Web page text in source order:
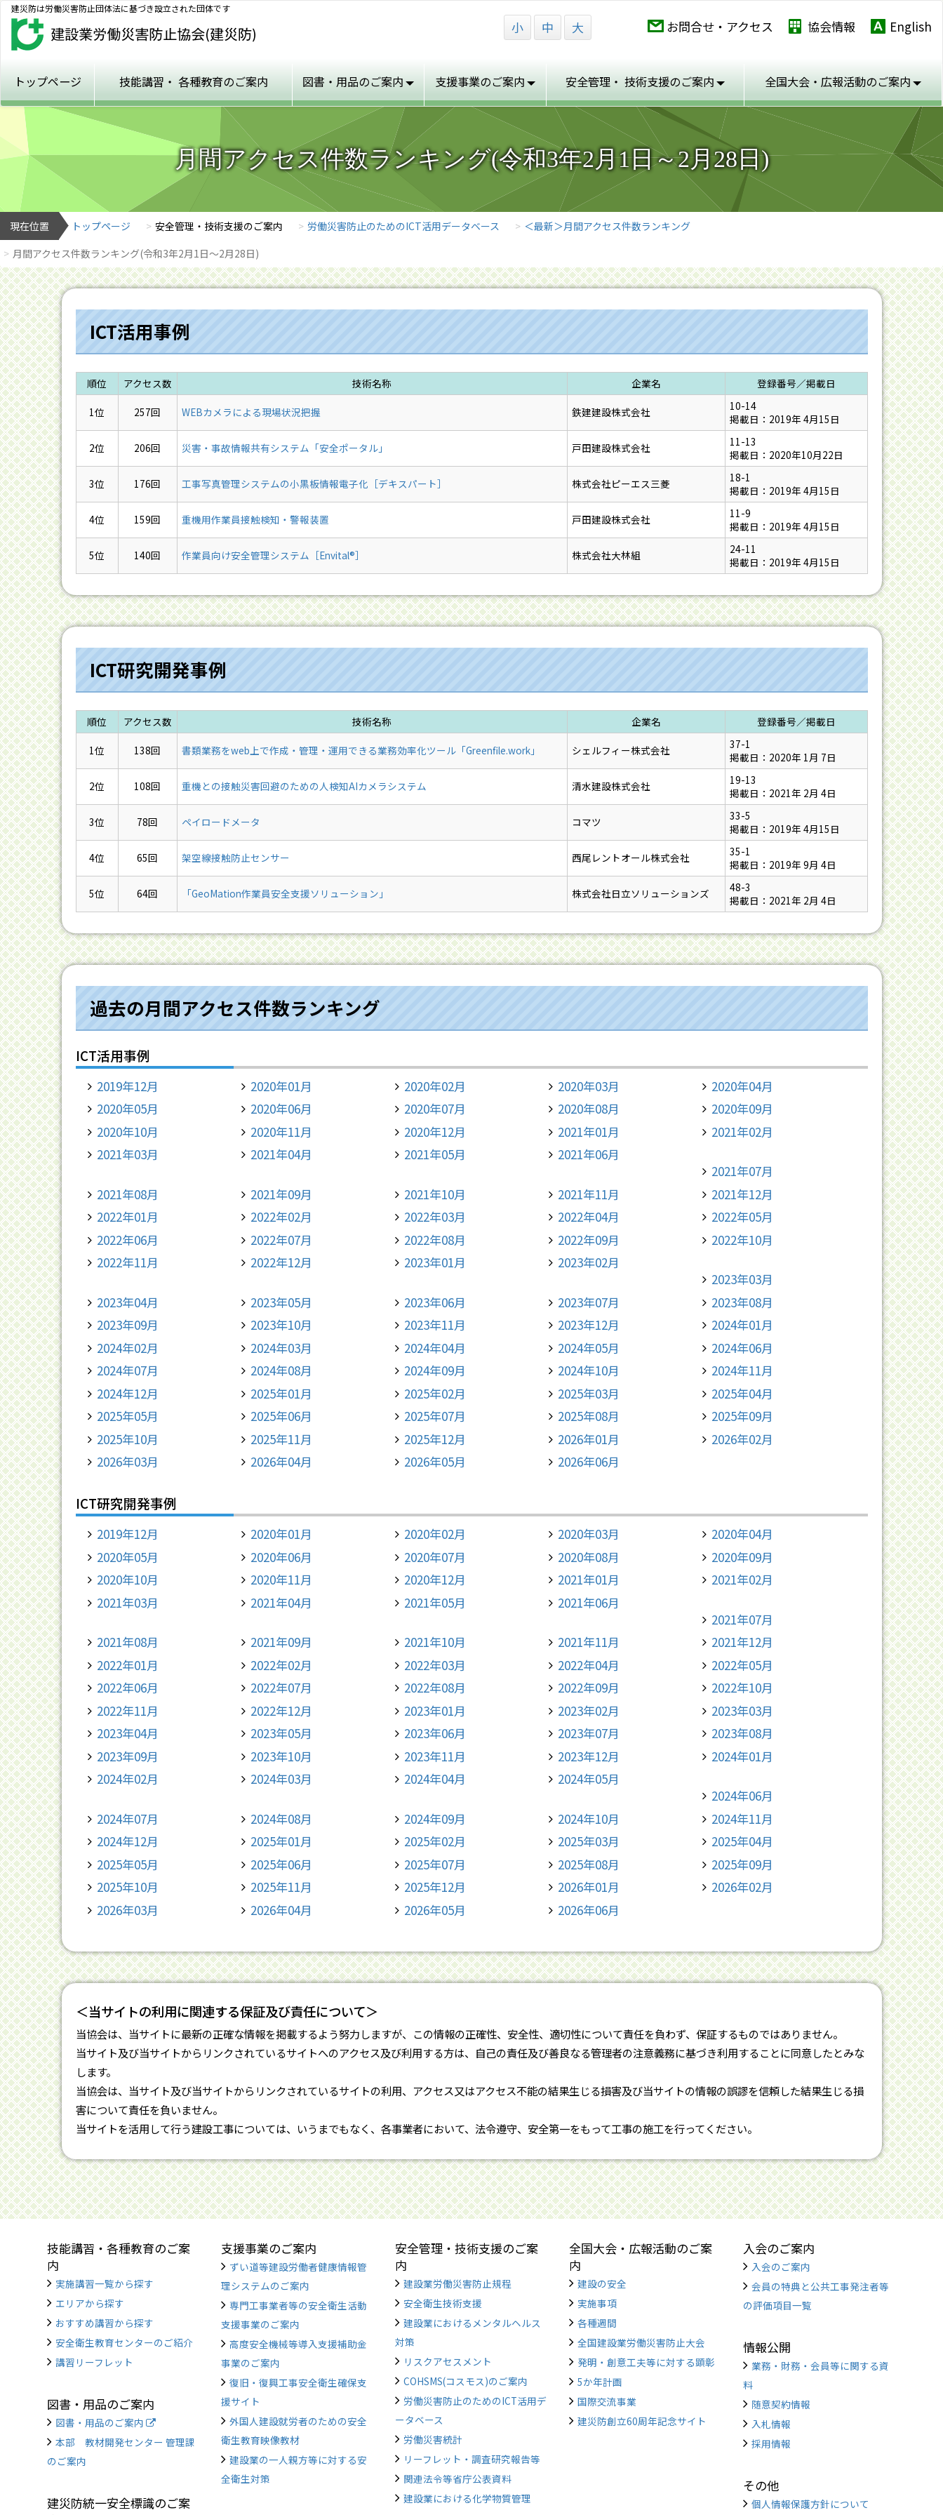
建災防は労働災害防止団体法に基づき設立された団体です
小 中 大 お問合せ・アクセス 協会情報 English
トップページ 技能講習・ 各種教育のご案内 図書・用品のご案内 支援事業のご案内 安全管理・ 技術支援のご案内 全国大会・広報活動のご案内
月間アクセス件数ランキング(令和3年2月1日～2月28日)
現在位置 トップページ 安全管理・技術支援のご案内 労働災害防止のためのICT活用データベース
＜最新＞月間アクセス件数ランキング
月間アクセス件数ランキング(令和3年2月1日～2月28日)
ICT活用事例
順位 アクセス数 技術名称 企業名 登録番号／掲載日
1位 257回 WEBカメラによる現場状況把握 鉄建建設株式会社
10-14
掲載日：2019年 4月15日
2位 206回 災害・事故情報共有システム「安全ポータル」 戸田建設株式会社
11-13
掲載日：2020年10月22日
3位 176回 工事写真管理システムの小黒板情報電子化［デキスパート］ 株式会社ピーエス三菱
18-1
掲載日：2019年 4月15日
4位 159回 重機用作業員接触検知・警報装置 戸田建設株式会社
11-9
掲載日：2019年 4月15日
5位 140回 作業員向け安全管理システム［Envital®］ 株式会社大林組
24-11
掲載日：2019年 4月15日
ICT研究開発事例
順位 アクセス数 技術名称 企業名 登録番号／掲載日
1位 138回 書類業務をweb上で作成・管理・運用できる業務効率化ツール「Greenfile.work」 シェルフィー株式会社
37-1
掲載日：2020年 1月 7日
2位 108回 重機との接触災害回避のための人検知AIカメラシステム 清水建設株式会社
19-13
掲載日：2021年 2月 4日
3位 78回 ペイロードメータ コマツ
33-5
掲載日：2019年 4月15日
4位 65回 架空線接触防止センサー 西尾レントオール株式会社
35-1
掲載日：2019年 9月 4日
5位 64回 「GeoMation作業員安全支援ソリューション」 株式会社日立ソリューションズ
48-3
掲載日：2021年 2月 4日
過去の月間アクセス件数ランキング
ICT活用事例
2019年12月 2020年01月 2020年02月 2020年03月
2020年04月
2020年05月
2020年06月 2020年07月 2020年08月
2020年09月
2020年10月
2020年11月 2020年12月 2021年01月
2021年02月
2021年03月
2021年04月 2021年05月
2021年06月
2021年07月
2021年08月
2021年09月 2021年10月 2021年11月
2021年12月
2022年01月
2022年02月 2022年03月 2022年04月
2022年05月
2022年06月
2022年07月 2022年08月 2022年09月
2022年10月
2022年11月
2022年12月 2023年01月
2023年02月
2023年03月
2023年04月
2023年05月 2023年06月 2023年07月
2023年08月
2023年09月
2023年10月 2023年11月 2023年12月
2024年01月
2024年02月
2024年03月 2024年04月 2024年05月
2024年06月
2024年07月
2024年08月 2024年09月 2024年10月
2024年11月
2024年12月
2025年01月 2025年02月 2025年03月
2025年04月
2025年05月
2025年06月 2025年07月 2025年08月
2025年09月
2025年10月
2025年11月 2025年12月 2026年01月
2026年02月
2026年03月
2026年04月 2026年05月 2026年06月
ICT研究開発事例
2019年12月 2020年01月 2020年02月 2020年03月
2020年04月
2020年05月
2020年06月 2020年07月 2020年08月
2020年09月
2020年10月
2020年11月 2020年12月 2021年01月
2021年02月
2021年03月
2021年04月 2021年05月
2021年06月
2021年07月
2021年08月
2021年09月 2021年10月 2021年11月
2021年12月
2022年01月
2022年02月 2022年03月 2022年04月
2022年05月
2022年06月
2022年07月 2022年08月 2022年09月
2022年10月
2022年11月
2022年12月 2023年01月 2023年02月
2023年03月
2023年04月
2023年05月 2023年06月 2023年07月
2023年08月
2023年09月
2023年10月 2023年11月 2023年12月
2024年01月
2024年02月
2024年03月 2024年04月
2024年05月
2024年06月
2024年07月
2024年08月 2024年09月 2024年10月
2024年11月
2024年12月
2025年01月 2025年02月 2025年03月
2025年04月
2025年05月
2025年06月 2025年07月 2025年08月
2025年09月
2025年10月
2025年11月 2025年12月 2026年01月
2026年02月
2026年03月
2026年04月 2026年05月 2026年06月
＜当サイトの利用に関連する保証及び責任について＞
当協会は、当サイトに最新の正確な情報を掲載するよう努力しますが、この情報の正確性、安全性、適切性について責任を負わず、保証するものではありません。
当サイト及び当サイトからリンクされているサイトへのアクセス及び利用する方は、自己の責任及び善良なる管理者の注意義務に基づき利用することに同意したとみな
します。
当協会は、当サイト及び当サイトからリンクされているサイトの利用、アクセス又はアクセス不能の結果生じる損害及び当サイトの情報の誤謬を信頼した結果生じる損
害について責任を負いません。
当サイトを活用して行う建設工事については、いうまでもなく、各事業者において、法令遵守、安全第一をもって工事の施工を行ってください。
技能講習・各種教育のご案
内
実施講習一覧から探す
エリアから探す
おすすめ講習から探す
安全衛生教育センターのご紹介
講習リーフレット
図書・用品のご案内
図書・用品のご案内
本部 教材開発センター 管理課
のご案内
建災防統一安全標識のご案
支援事業のご案内
ずい道等建設労働者健康情報管
理システムのご案内
専門工事業者等の安全衛生活動
支援事業のご案内
高度安全機械等導入支援補助金
事業のご案内
復旧・復興工事安全衛生確保支
援サイト
外国人建設就労者のための安全
衛生教育映像教材
建設業の一人親方等に対する安
全衛生対策
安全管理・技術支援のご案
内
建設業労働災害防止規程
安全衛生技術支援
建設業におけるメンタルヘルス
対策
リスクアセスメント
COHSMS(コスモス)のご案内
労働災害防止のためのICT活用デ
ータベース
労働災害統計
リーフレット・調査研究報告等
関連法令等省庁公表資料
建設業における化学物質管理
全国大会・広報活動のご案
内
建設の安全
実施事項
各種週間
全国建設業労働災害防止大会
発明・創意工夫等に対する顕彰
5か年計画
国際交流事業
建災防創立60周年記念サイト
入会のご案内
入会のご案内
会員の特典と公共工事発注者等
の評価項目一覧
情報公開
業務・財務・会員等に関する資
料
随意契約情報
入札情報
採用情報
その他
個人情報保護方針について